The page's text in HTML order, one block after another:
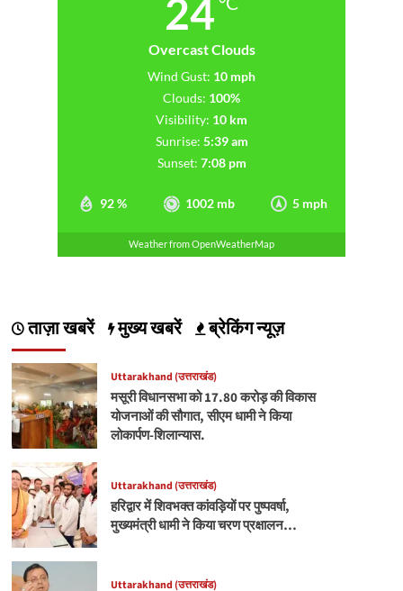
24
Overcast Clouds
92 % 1002 mb 5 mph
Wind Gust: 10 mph
Clouds: 100%
Visibility: 10 km
Sunrise: 5:39 am
Sunset: 7:08 pm
Weather from OpenWeatherMap
ताज़ा खबरें मुख्य खबरें ब्रेकिंग न्यूज़
Uttarakhand (उत्तराखंड)
मसूरी विधानसभा को 17.80 करोड़ की विकास
योजनाओं की सौगात, सीएम धामी ने किया
लोकार्पण-शिलान्यास.
Uttarakhand (उत्तराखंड)
हरिद्वार में शिवभक्त कांवड़ियों पर पुष्पवर्षा,
मुख्यमंत्री धामी ने किया चरण प्रक्षालन…
Uttarakhand (उत्तराखंड)